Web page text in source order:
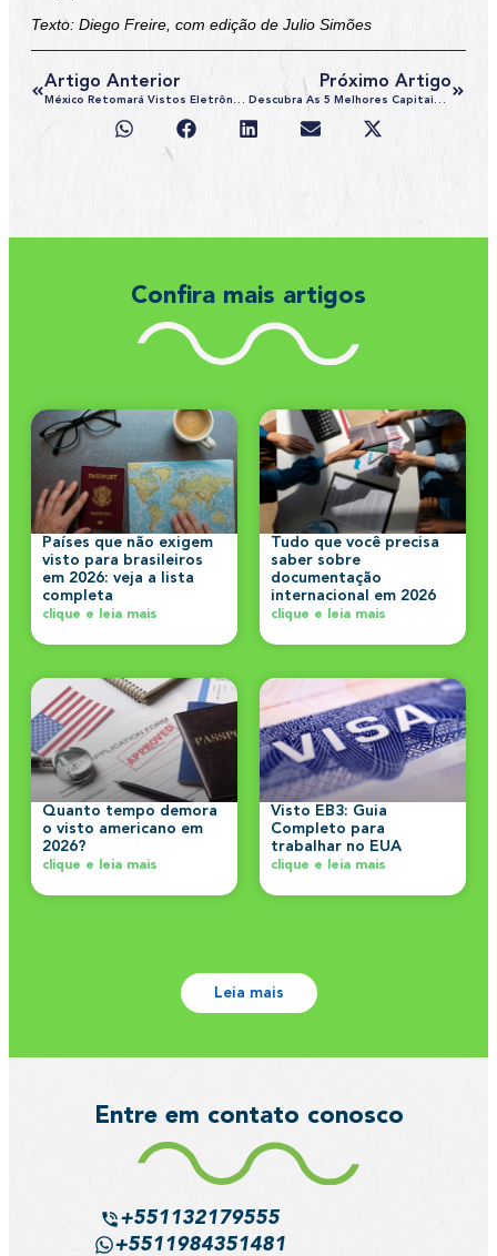
Texto: Diego Freire, com edição de Julio Simões
Artigo Anterior Próximo Artigo
Confira mais artigos
Países que não exigem
visto para brasileiros
em 2026: veja a lista
completa
clique e leia mais
Tudo que você precisa
saber sobre
documentação
internacional em 2026
clique e leia mais
Quanto tempo demora
o visto americano em
2026?
clique e leia mais
Visto EB3: Guia
Completo para
trabalhar no EUA
clique e leia mais
Leia mais
Entre em contato conosco
+551132179555
+5511984351481